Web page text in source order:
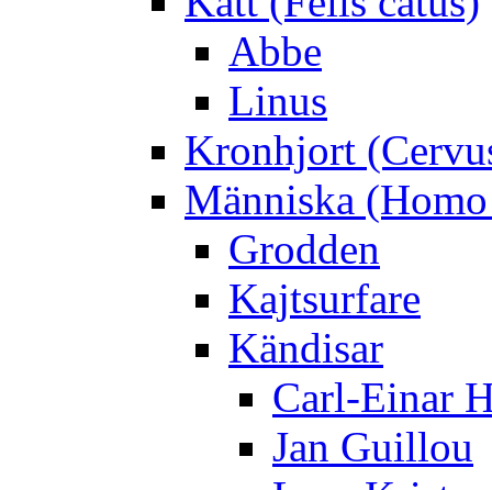
Abbe
Linus
Kronhjort
Människa
Grodden
Kajtsurfare
Kändisar
Carl-Einar
Jan Guillou